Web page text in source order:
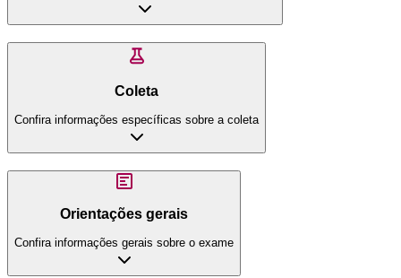
Coleta
Confira informações específicas sobre a coleta
Orientações gerais
Confira informações gerais sobre o exame